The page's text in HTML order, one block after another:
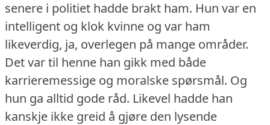
senere i politiet hadde brakt ham. Hun var en
intelligent og klok kvinne og var ham
likeverdig, ja, overlegen på mange områder.
Det var til henne han gikk med både
karrieremessige og moralske spørsmål. Og
hun ga alltid gode råd. Likevel hadde han
kanskje ikke greid å gjøre den lysende